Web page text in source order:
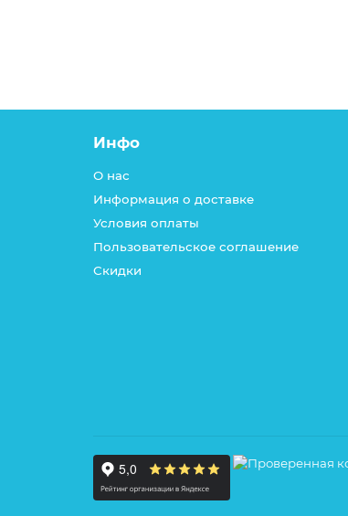
Инфо
О нас
Информация о доставке
Условия оплаты
Пользовательское соглашение
Скидки